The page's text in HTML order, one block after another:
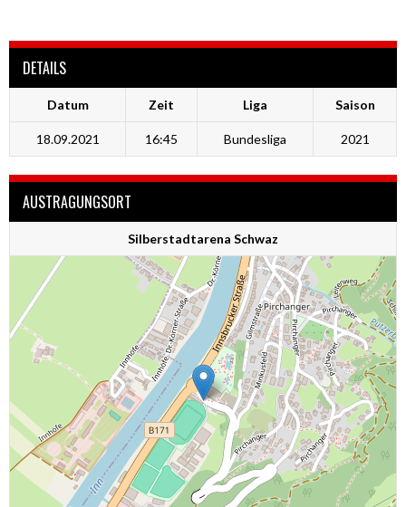
DETAILS
Datum Zeit Liga Saison
18.09.2021 16:45 Bundesliga 2021
AUSTRAGUNGSORT
Silberstadtarena Schwaz